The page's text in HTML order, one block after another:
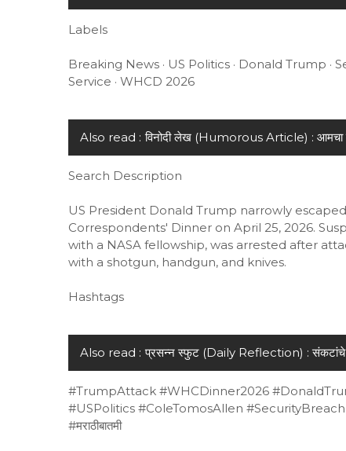
Labels
Breaking News · US Politics · Donald Trump ·
Service · WHCD 2026
Also read : विनोदी लेख (Humorous Article) : आमचा
Search Description
US President Donald Trump narrowly
Correspondents' Dinner on April 25, 2026.
with a NASA fellowship, was arrested after
with a shotgun, handgun, and knives.
Hashtags
Also read : प्रसन्न स्फुट (Daily Reflection) : संकटांचे
#TrumpAttack #WHCDinner2026
#USPolitics #ColeTomosAllen
#मराठीबातमी